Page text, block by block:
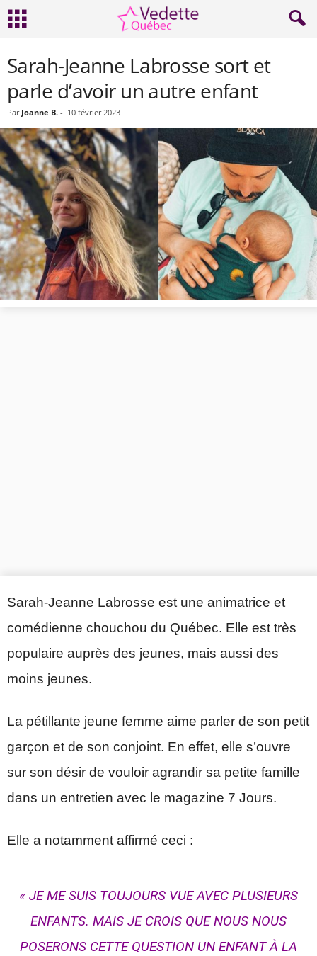
Sarah-Jeanne Labrosse sort et
parle d’avoir un autre enfant
Par Joanne B. - 10 février 2023
Sarah-Jeanne Labrosse est une animatrice et
comédienne chouchou du Québec. Elle est très
populaire auprès des jeunes, mais aussi des
moins jeunes.
La pétillante jeune femme aime parler de son petit
garçon et de son conjoint. En effet, elle s’ouvre
sur son désir de vouloir agrandir sa petite famille
dans un entretien avec le magazine 7 Jours.
Elle a notamment affirmé ceci :
« JE ME SUIS TOUJOURS VUE AVEC PLUSIEURS
ENFANTS. MAIS JE CROIS QUE NOUS NOUS
POSERONS CETTE QUESTION UN ENFANT À LA